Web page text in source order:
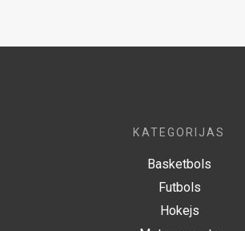
KATEGORIJAS
Basketbols
Futbols
Hokejs